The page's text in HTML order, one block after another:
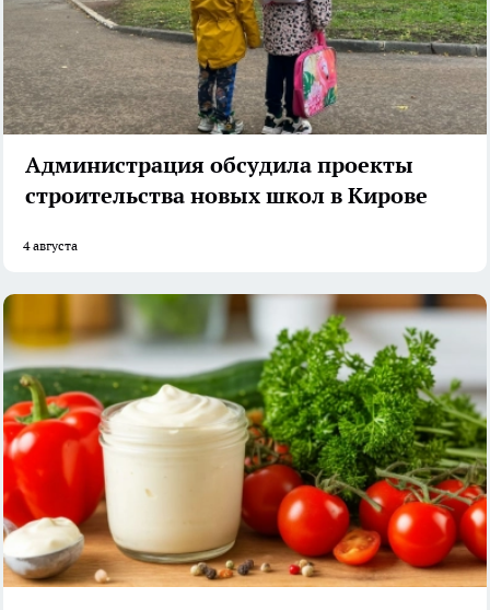
Администрация обсудила проекты
строительства новых школ в Кирове
4 августа